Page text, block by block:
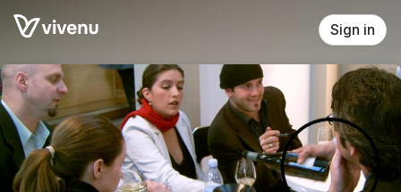
Skip header
Sign in